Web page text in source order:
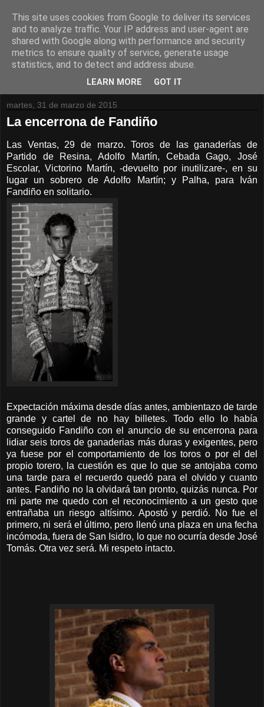
martes, 31 de marzo de 2015
La encerrona de Fandiño
Las Ventas, 29 de marzo. Toros de las ganaderías de
Partido de Resina, Adolfo Martín, Cebada Gago, José
Escolar, Victorino Martín, -devuelto por inutilizare-, en su
lugar un sobrero de Adolfo Martín; y Palha, para Iván
Fandiño en solitario.
Expectación máxima desde días antes, ambientazo de tarde
grande y cartel de no hay billetes. Todo ello lo había
conseguido Fandiño con el anuncio de su encerrona para
lidiar seis toros de ganaderias más duras y exigentes, pero
ya fuese por el comportamiento de los toros o por el del
propio torero, la cuestión es que lo que se antojaba como
una tarde para el recuerdo quedó para el olvido y cuanto
antes. Fandiño no la olvidará tan pronto, quizás nunca. Por
mi parte me quedo con el reconocimiento a un gesto que
entrañaba un riesgo altísimo. Apostó y perdió. No fue el
primero, ni será el último, pero llenó una plaza en una fecha
incómoda, fuera de San Isidro, lo que no ocurría desde José
Tomás. Otra vez será. Mi respeto intacto.
This site uses cookies from Google to deliver its services
and to analyze traffic. Your IP address and user-agent are
shared with Google along with performance and security
metrics to ensure quality of service, generate usage
statistics, and to detect and address abuse.
LEARN MORE GOT IT